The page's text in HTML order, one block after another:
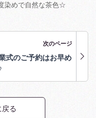
染めで自然な茶色☆
次のページ
式のご予約はお早め
る